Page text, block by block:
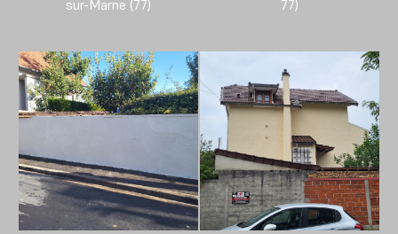
sur-Marne (77)
77)